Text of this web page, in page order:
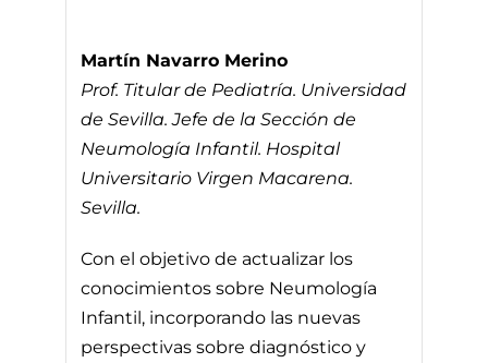
Martín Navarro Merino
Prof. Titular de Pediatría. Universidad
de Sevilla. Jefe de la Sección de
Neumología Infantil. Hospital
Universitario Virgen Macarena.
Sevilla.
Con el objetivo de actualizar los
conocimientos sobre Neumología
Infantil, incorporando las nuevas
perspectivas sobre diagnóstico y